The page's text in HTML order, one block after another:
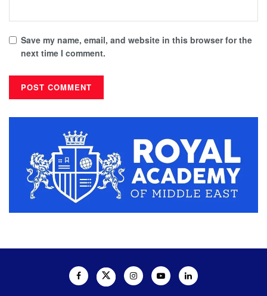
Save my name, email, and website in this browser for the
next time I comment.